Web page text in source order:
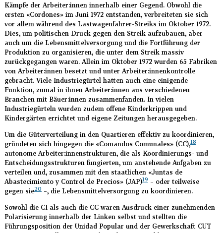
Kämpfe der Arbeiter:innen innerhalb einer Gegend. Obwohl die
ersten «Cordones» im Juni 1972 entstanden, verbreiteten sie sich
vor allem während des Lastwagenfahrer-Streiks im Oktober 1972.
Dies, um politischen Druck gegen den Streik aufzubauen, aber
auch um die Lebensmittelversorgung und die Fortführung der
Produktion zu organisieren, die unter dem Streik massiv
zurückgegangen waren. Allein im Oktober 1972 wurden 65 Fabriken
von Arbeiter:innen besetzt und unter Arbeiter:innenkontrolle
gebracht. Viele Industriegürtel hatten auch eine einigende
Funktion, zumal in ihnen Arbeiter:innen aus verschiedenen
Branchen mit Bäuer:innen zusammenfanden. In vielen
Industriegürteln wurden zudem offene Kinderkrippen und
Kindergärten errichtet und eigene Zeitungen herausgegeben.
Um die Güterverteilung in den Quartieren effektiv zu koordinieren,
gründeten sich hingegen die «Comandos Comunales» (CC),18
autonome Arbeiter:innenstrukturen, die als Koordinierungs- und
Entscheidungsstrukturen fungierten, um anstehende Aufgaben zu
verteilen und, zusammen mit den staatlichen «Juntas de
Abastecimiento y Control de Precios» (JAP)19– oder teilweise
gegen sie20–, die Lebensmittelversorgung zu koordinieren.
Sowohl die CI als auch die CC waren Ausdruck einer zunehmenden
Polarisierung innerhalb der Linken selbst und stellten die
Führungsposition der Unidad Popular und der Gewerkschaft CUT